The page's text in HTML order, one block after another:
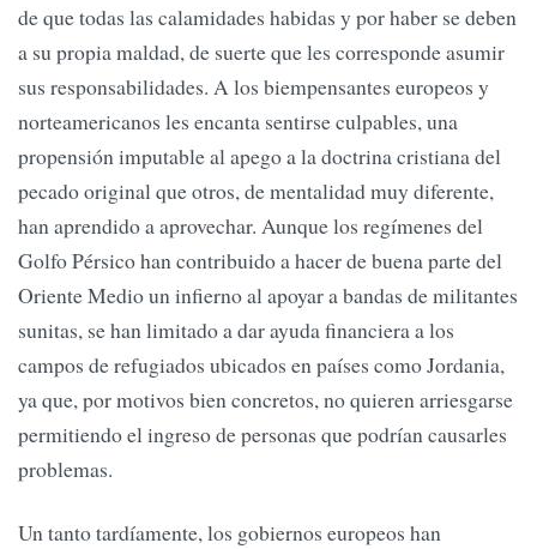
de que todas las calamidades habidas y por haber se deben
a su propia maldad, de suerte que les corresponde asumir
sus responsabilidades. A los biempensantes europeos y
norteamericanos les encanta sentirse culpables, una
propensión imputable al apego a la doctrina cristiana del
pecado original que otros, de mentalidad muy diferente,
han aprendido a aprovechar. Aunque los regímenes del
Golfo Pérsico han contribuido a hacer de buena parte del
Oriente Medio un infierno al apoyar a bandas de militantes
sunitas, se han limitado a dar ayuda financiera a los
campos de refugiados ubicados en países como Jordania,
ya que, por motivos bien concretos, no quieren arriesgarse
permitiendo el ingreso de personas que podrían causarles
problemas.
Un tanto tardíamente, los gobiernos europeos han